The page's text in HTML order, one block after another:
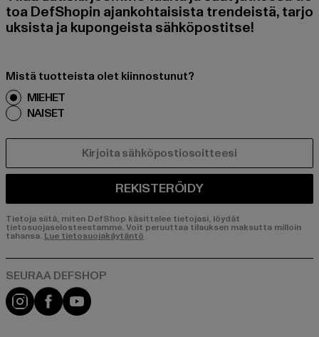
toa DefShopin ajankohtaisista trendeistä, tarjo
uksista ja kupongeista sähköpostitse!
Mistä tuotteista olet kiinnostunut?
MIEHET
NAISET
REKISTERÖIDY
Tietoja siitä, miten DefShop käsittelee tietojasi, löydät
tietosuojaselosteestamme. Voit peruuttaa tilauksen maksutta milloin
tahansa.Lue tietosuojakäytäntö
Visit our Instagram page:
Visit our Facebook page:
Visit our YouTube channel: